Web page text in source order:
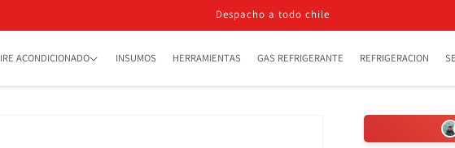
Despacho a todo chile
ACONDICIONADO INSUMOS HERRAMIENTAS GAS REFRIGERANTE REFRIGERACION